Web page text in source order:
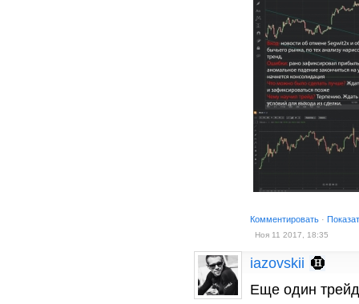
Комментировать ·
Ноя 11 2017, 18:35
iazovskii
Еще один